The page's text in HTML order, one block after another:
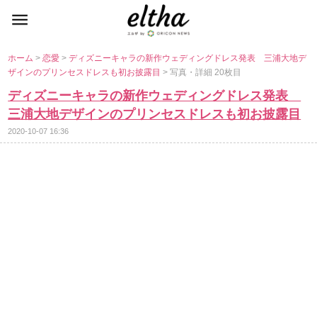
ホーム>恋愛>ディズニーキャラの新作ウェディングドレス発表 三浦大地デ
ザインのプリンセスドレスも初お披露目> 写真・詳細 20枚目
ディズニーキャラの新作ウェディングドレス発表
三浦大地デザインのプリンセスドレスも初お披露目
2020-10-07 16:36